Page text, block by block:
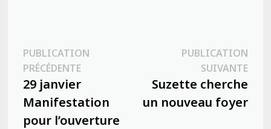
Navigation
de
l’article
PUBLICATION
PRÉCÉDENTEPublication
précédente :
29 janvier
Manifestation
pour l’ouverture
PUBLICATION
SUIVANTE
Suzette cherche
un nouveau foyer